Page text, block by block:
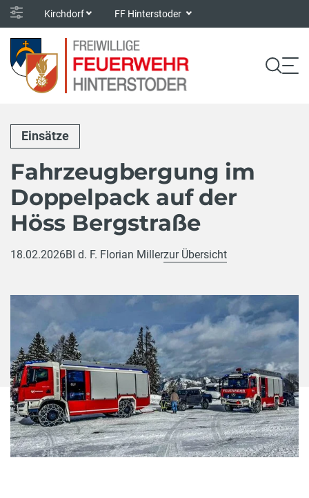
Kirchdorf FF Hinterstoder
Einsätze
Fahrzeugbergung im
Doppelpack auf der
Höss Bergstraße
18.02.2026BI d. F. Florian Millerzur Übersicht